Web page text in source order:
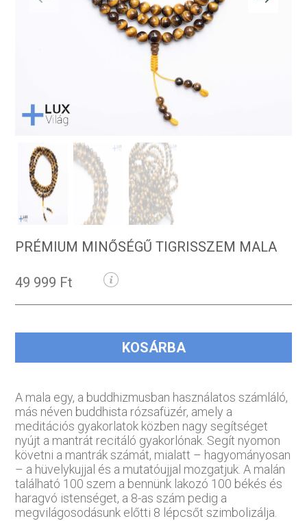
PRÉMIUM MINŐSÉGŰ TIGRISSZEM MALA
49 999 Ft
KOSÁRBA
A mala egy, a buddhizmusban használatos számláló,
más néven buddhista rózsafüzér, amely a
meditációs gyakorlatok közben nagy segítséget
nyújt a mantrát recitáló gyakorlónak. Segít nyomon
követni a mantrák számát, mialatt – hagyományosan
– a hüvelykujjal és a mutatóujjal mozgatjuk. A malán
található 100 szem a bennünk lakozó 100 békés és
haragvó istenséget, a 8-as szám pedig a
megvilágosodásunk előtti 8 lépcsőt szimbolizálja.